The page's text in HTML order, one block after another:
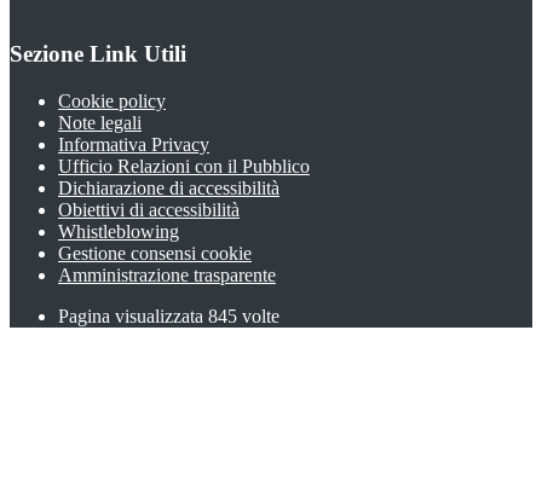
Sezione Link Utili
Cookie policy
Note legali
Informativa Privacy
Ufficio Relazioni con il Pubblico
Dichiarazione di accessibilità
Obiettivi di accessibilità
Whistleblowing
Gestione consensi cookie
Amministrazione trasparente
Pagina visualizzata 845 volte